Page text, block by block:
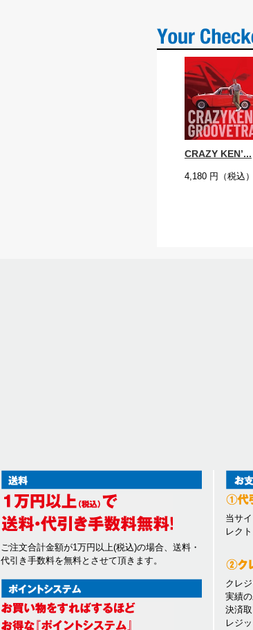
CRAZY KEN’...
4,180 円（税込）
ご注文合計金額が1万円以上(税込)の場合、送料・
代引き手数料を無料とさせて頂きます。
当サ
レク
クレ
実績
決済
レジ